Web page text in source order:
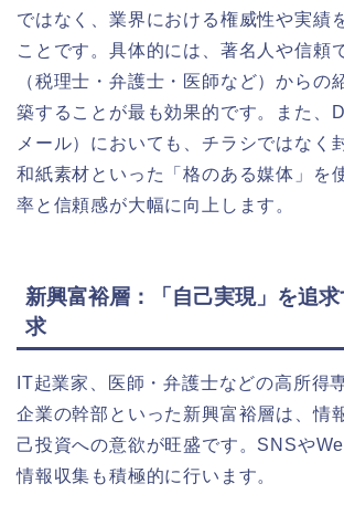
ではなく、業界における権威性や実績
ことです。具体的には、著名人や信頼
（税理士・弁護士・医師など）からの
築することが最も効果的です。また、
メール）においても、チラシではなく
和紙素材といった「格のある媒体」を
率と信頼感が大幅に向上します。
新興富裕層：「自己実現」を追
求
IT起業家、医師・弁護士などの高所得
企業の幹部といった新興富裕層は、情
己投資への意欲が旺盛です。SNSや
情報収集も積極的に行います。